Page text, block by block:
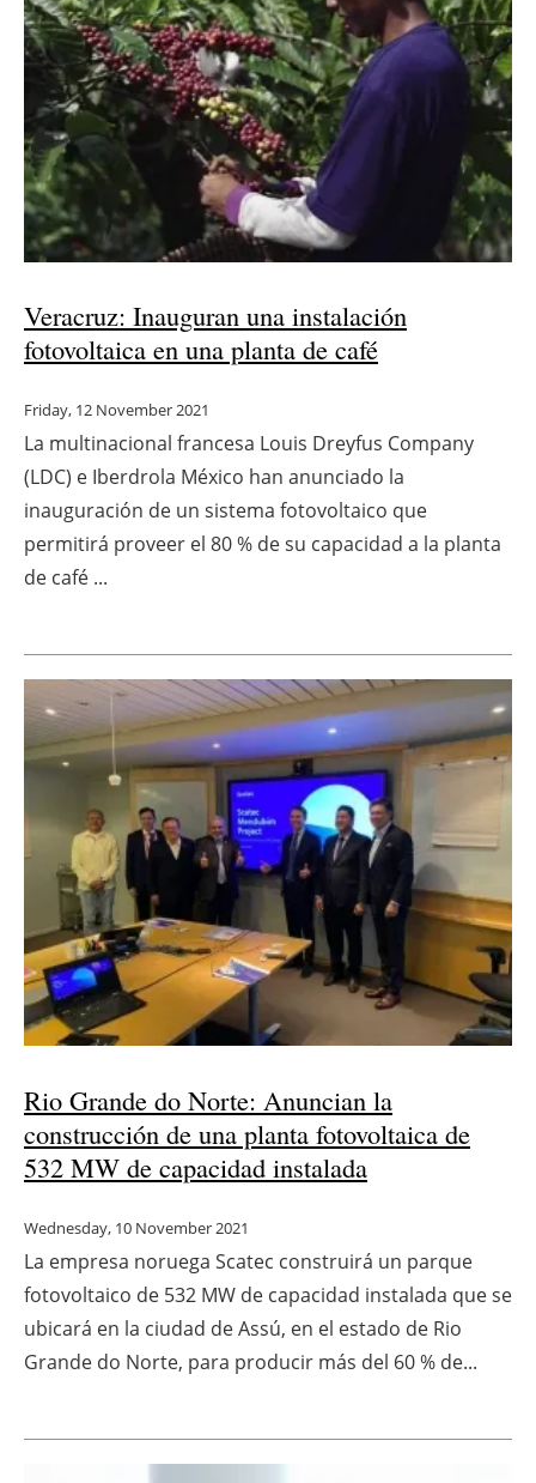
Electric/Hybrid
Interviews
Blogs
Agenda
Jobs
Newsletters
Veracruz: Inauguran una instalación
fotovoltaica en una planta de café
Friday, 12 November 2021
La multinacional francesa Louis Dreyfus Company
(LDC) e Iberdrola México han anunciado la
inauguración de un sistema fotovoltaico que
permitirá proveer el 80 % de su capacidad a la planta
de café ...
Rio Grande do Norte: Anuncian la
construcción de una planta fotovoltaica de
532 MW de capacidad instalada
Wednesday, 10 November 2021
La empresa noruega Scatec construirá un parque
fotovoltaico de 532 MW de capacidad instalada que se
ubicará en la ciudad de Assú, en el estado de Rio
Grande do Norte, para producir más del 60 % de...